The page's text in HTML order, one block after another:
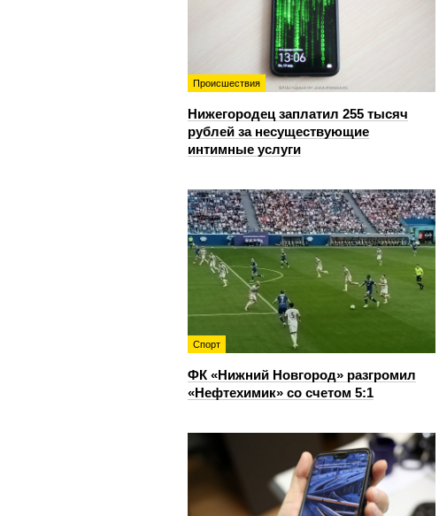
Происшествия
Нижегородец заплатил 255 тысяч
рублей за несуществующие
интимные услуги
Спорт
ФК «Нижний Новгород» разгромил
«Нефтехимик» со счетом 5:1